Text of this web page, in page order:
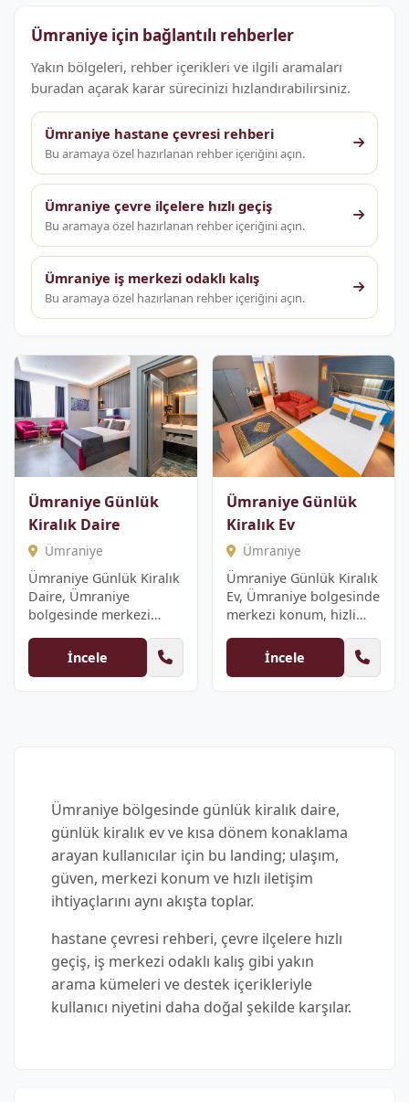
Ümraniye için bağlantılı rehberler
Yakın bölgeleri, rehber içerikleri ve ilgili aramaları
buradan açarak karar sürecinizi hızlandırabilirsiniz.
Ümraniye hastane çevresi rehberi
Bu aramaya özel hazırlanan rehber içeriğini açın.
Ümraniye çevre ilçelere hızlı geçiş
Bu aramaya özel hazırlanan rehber içeriğini açın.
Ümraniye iş merkezi odaklı kalış
Bu aramaya özel hazırlanan rehber içeriğini açın.
Ümraniye Günlük
Kiralık Daire
Ümraniye
Ümraniye Günlük Kiralık
Daire, Ümraniye
bolgesinde merkezi
rezervasyon, duzen...
İncele
Ümraniye Günlük
Kiralık Ev
Ümraniye
Ümraniye Günlük Kiralık
Ev, Ümraniye bolgesinde
merkezi konum, hizli
İncele
Ümraniye bölgesinde günlük kiralık daire,
günlük kiralık ev ve kısa dönem konaklama
arayan kullanıcılar için bu landing; ulaşım,
güven, merkezi konum ve hızlı iletişim
ihtiyaçlarını aynı akışta toplar.
hastane çevresi rehberi, çevre ilçelere hızlı
geçiş, iş merkezi odaklı kalış gibi yakın
arama kümeleri ve destek içerikleriyle
kullanıcı niyetini daha doğal şekilde karşılar.